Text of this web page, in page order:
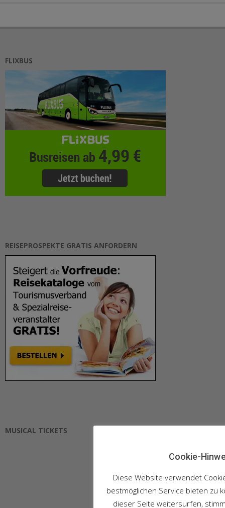
FLIXBUS
REISEPROSPEKTE GRATIS ANFORDERN
MUSICAL TICKETS
Cookie-
Diese Website verwendet
bestmöglichen Service bieten zu
dieser Seite weitersurfen,